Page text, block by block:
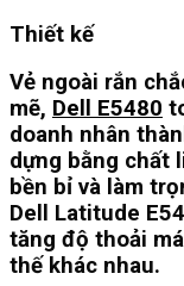
Thiết kế
Vẻ ngoài rắn
mẽ, Dell E5480
doanh nhân
dựng bằng chất
bền bỉ và làm
Dell Latitude
tăng độ thoải
thế khác nhau.